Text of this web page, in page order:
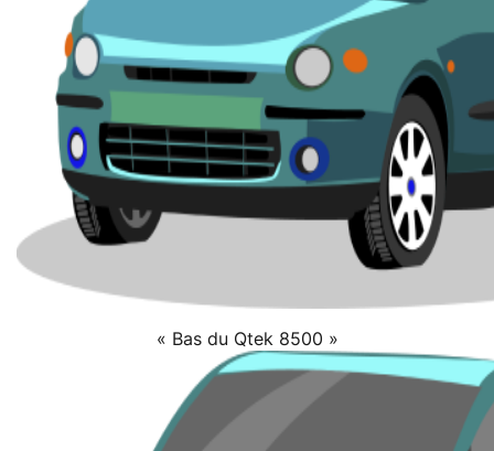
« Bas du Qtek 8500 »